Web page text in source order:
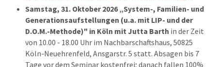
Samstag, 31. Oktober 2026 „System-, Familien- und
Generationsaufstellungen (u.a. mit LIP- und der
D.O.M.-Methode)" in Köln mit Jutta Barth in der Zeit
von 10.00 - 18.00 Uhr im Nachbarschaftshaus, 50825
Köln-Neuehrenfeld, Ansgarstr. 5 statt. Absagen bis 7
Tage vor dem Seminar kostenfrei; danach fallen 100%